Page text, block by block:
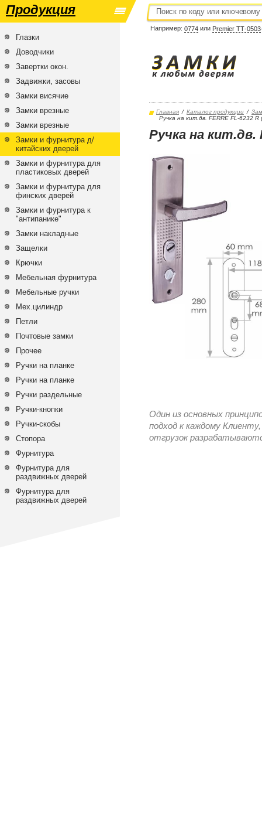
Продукция
Например: 0774 или Premier ТТ-
Глазки
Доводчики
Завертки окон.
Задвижки, засовы
Замки висячие
Замки врезные
Замки врезные
Замки и фурнитура д/
китайских дверей
Замки и фурнитура для
пластиковых дверей
Замки и фурнитура для
финских дверей
Замки и фурнитура к
"антипанике"
Замки накладные
Защелки
Крючки
Мебельная фурнитура
Мебельные ручки
Мех.цилиндр
Петли
Почтовые замки
Прочее
Ручки на планке
Ручки на планке
Ручки раздельные
Ручки-кнопки
Ручки-скобы
Стопора
Фурнитура
Фурнитура для
раздвижных дверей
Фурнитура для
раздвижных дверей
Главная / Каталог продукции /
Ручка на кит.дв. FERRE FL-6232
Ручка на кит.дв.
Один из основных
подход к каждому
отгрузок